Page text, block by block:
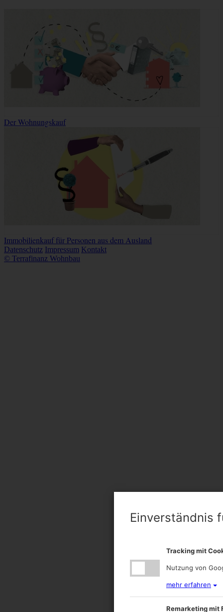
Der Wohnungskauf
Immobilienkauf für Personen aus dem Ausland
Datenschutz Impressum Kontakt
© Terrafinanz Wohnbau
Einverständnis
Tracking mit
Nutzung von
mehr erfahren
Remarketing mit